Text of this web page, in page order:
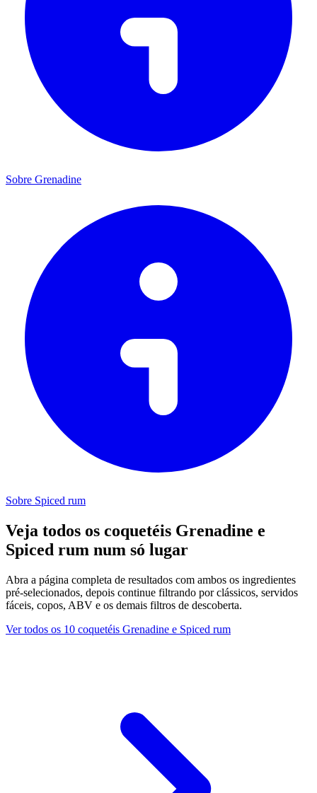
Sobre Grenadine
Sobre Spiced rum
Veja todos os coquetéis Grenadine e
Spiced rum num só lugar
Abra a página completa de resultados com ambos os ingredientes
pré-selecionados, depois continue filtrando por clássicos, servidos
fáceis, copos, ABV e os demais filtros de descoberta.
Ver todos os 10 coquetéis Grenadine e Spiced rum